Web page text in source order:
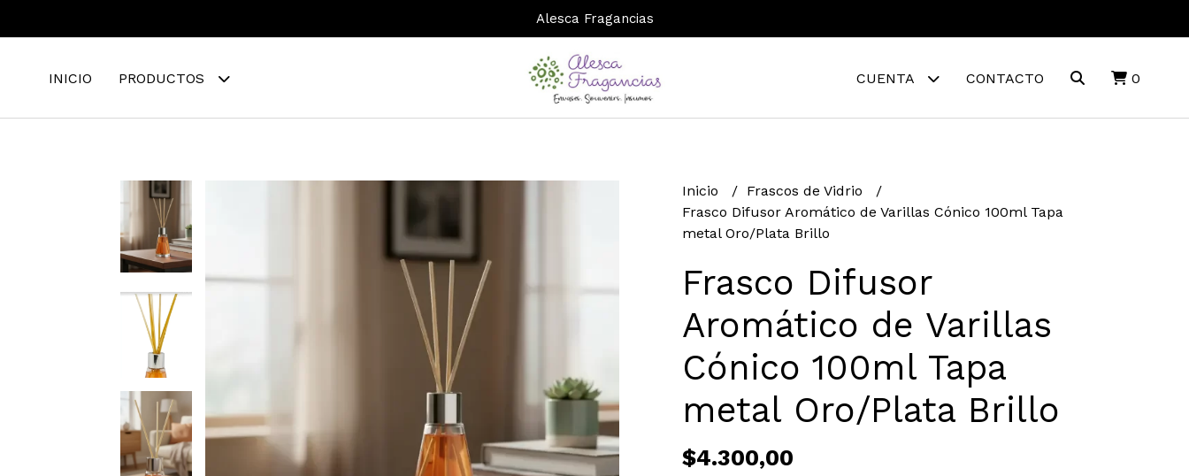
Alesca Fragancias
INICIO PRODUCTOS CUENTA CONTACTO 0
Inicio
Frascos de Vidrio
Frasco Difusor Aromático de Varillas Cónico 100ml Tapa
metal Oro/Plata Brillo
Frasco Difusor
Aromático de Varillas
Cónico 100ml Tapa
metal Oro/Plata Brillo
$4.300,00